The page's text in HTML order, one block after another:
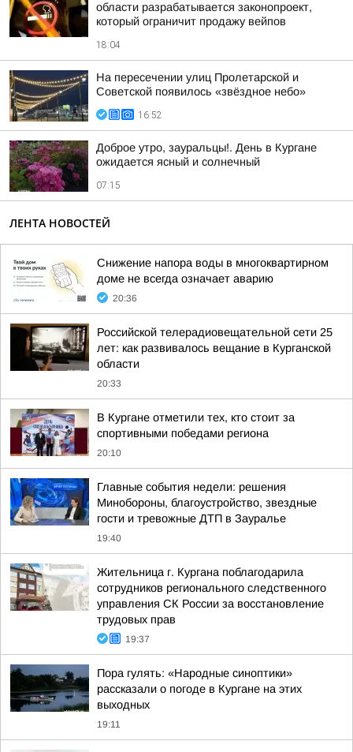
области разрабатывается законопроект,
который ограничит продажу вейпов
18:04
На пересечении улиц Пролетарской и
Советской появилось «звёздное небо»
16:52
Доброе утро, зауральцы!. День в Кургане
ожидается ясный и солнечный
07:15
ЛЕНТА НОВОСТЕЙ
Снижение напора воды в многоквартирном
доме не всегда означает аварию
20:36
Российской телерадиовещательной сети 25
лет: как развивалось вещание в Курганской
области
20:33
В Кургане отметили тех, кто стоит за
спортивными победами региона
20:10
Главные события недели: решения
Минобороны, благоустройство, звездные
гости и тревожные ДТП в Зауралье
19:40
Жительница г. Кургана поблагодарила
сотрудников регионального следственного
управления СК России за восстановление
трудовых прав
19:37
Пора гулять: «Народные синоптики»
рассказали о погоде в Кургане на этих
выходных
19:11